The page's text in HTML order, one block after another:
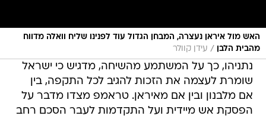
האש מול איראן נעצרה, המבחן הגדול עוד לפנינו שליח וואלה מדווח
מהבית הלבן
/ עידן קוולר
נתניהו, כך על המשתמע מהשיחה, מדגיש כי ישראל
שומרת לעצמה את הזכות להגיב לכל התקפה, בין
אם מלבנון ובין אם מאיראן. טראמפ מצדו מדבר על
הפסקת אש מיידית ועל התקדמות לעבר הסכם רחב